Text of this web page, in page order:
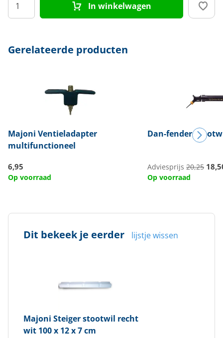
In winkelwagen
Gerelateerde producten
Majoni Ventieladapter
multifunctioneel
6,95
Op voorraad
Dan-fender
Adviesprijs 20,25
Op voorraad
Dit bekeek je eerder lijstje wissen
Majoni Steiger stootwil recht
wit 100 x 12 x 7 cm